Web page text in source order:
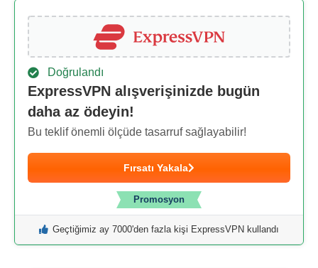
Doğrulandı
ExpressVPN alışverişinizde bugün
daha az ödeyin!
Bu teklif önemli ölçüde tasarruf sağlayabilir!
Fırsatı Yakala
Promosyon
Geçtiğimiz ay 7000'den fazla kişi ExpressVPN kullandı